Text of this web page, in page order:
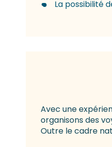
La possibilité
Avec une
organisons des
Outre le cadre